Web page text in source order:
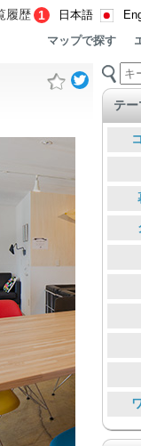
履歴 1 日本語
マップで探す
テ